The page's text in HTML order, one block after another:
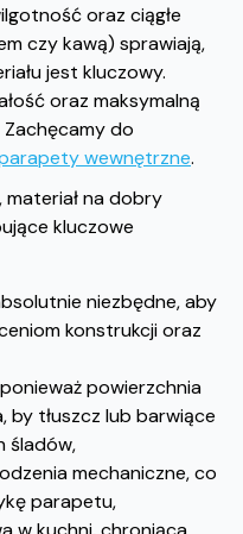
oraz ciągłe
czy kawą) sprawiają,
jest kluczowy.
oraz maksymalną
do
wewnętrzne.
na dobry
kluczowe
niezbędne, aby
konstrukcji oraz
powierzchnia
by tłuszcz lub barwiące
śladów,
mechaniczne, co
parapetu,